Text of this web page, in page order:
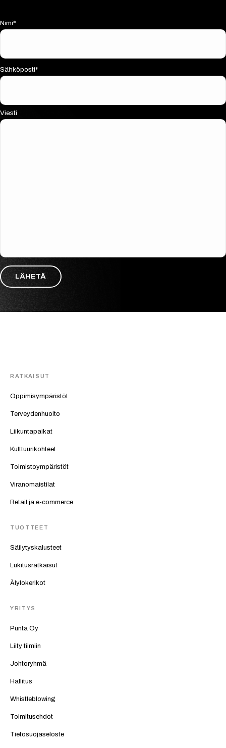
Nimi*
Sähköposti*
Viesti
RATKAISUT
Oppimisympäristöt
Terveydenhuolto
Liikuntapaikat
Kulttuurikohteet
Toimistoympäristöt
Viranomaistilat
Retail ja e-commerce
TUOTTEET
Säilytyskalusteet
Lukitusratkaisut
Älylokerikot
YRITYS
Punta Oy
Liity tiimiin
Johtoryhmä
Hallitus
Whistleblowing
Toimitusehdot
Tietosuojaseloste